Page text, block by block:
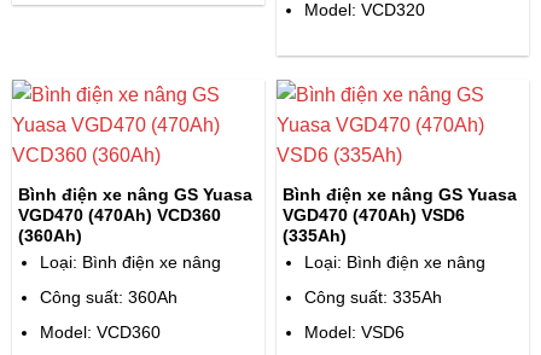
Model: VCD320
Bình điện xe nâng GS Yuasa
VGD470 (470Ah) VCD360
(360Ah)
Loại: Bình điện xe nâng
Công suất: 360Ah
Model: VCD360
Bình điện xe nâng GS Yuasa
VGD470 (470Ah) VSD6
(335Ah)
Loại: Bình điện xe nâng
Công suất: 335Ah
Model: VSD6